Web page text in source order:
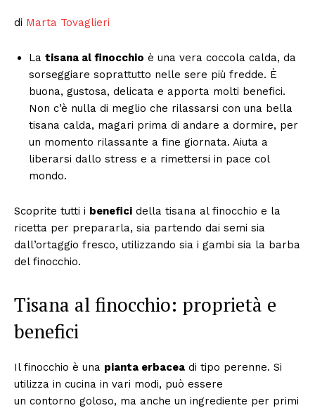
di Marta Tovaglieri
La tisana al finocchio è una vera coccola calda, da
sorseggiare soprattutto nelle sere più fredde. È
buona, gustosa, delicata e apporta molti benefici.
Non c’è nulla di meglio che rilassarsi con una bella
tisana calda, magari prima di andare a dormire, per
un momento rilassante a fine giornata. Aiuta a
liberarsi dallo stress e a rimettersi in pace col
mondo.
Scoprite tutti i benefici della tisana al finocchio e la
ricetta per prepararla, sia partendo dai semi sia
dall’ortaggio fresco, utilizzando sia i gambi sia la barba
del finocchio.
Tisana al finocchio: proprietà e
benefici
Il finocchio è una pianta erbacea di tipo perenne. Si
utilizza in cucina in vari modi, può essere
un contorno goloso, ma anche un ingrediente per primi